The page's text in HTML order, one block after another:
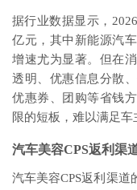
据行业数据显示，
亿元，其中新能源汽
增速尤为显著。但在
透明、优惠信息分散
优惠券、团购等省钱
限的短板，难以满足车
汽车美容CPS返利渠
汽车美容CPS返利渠